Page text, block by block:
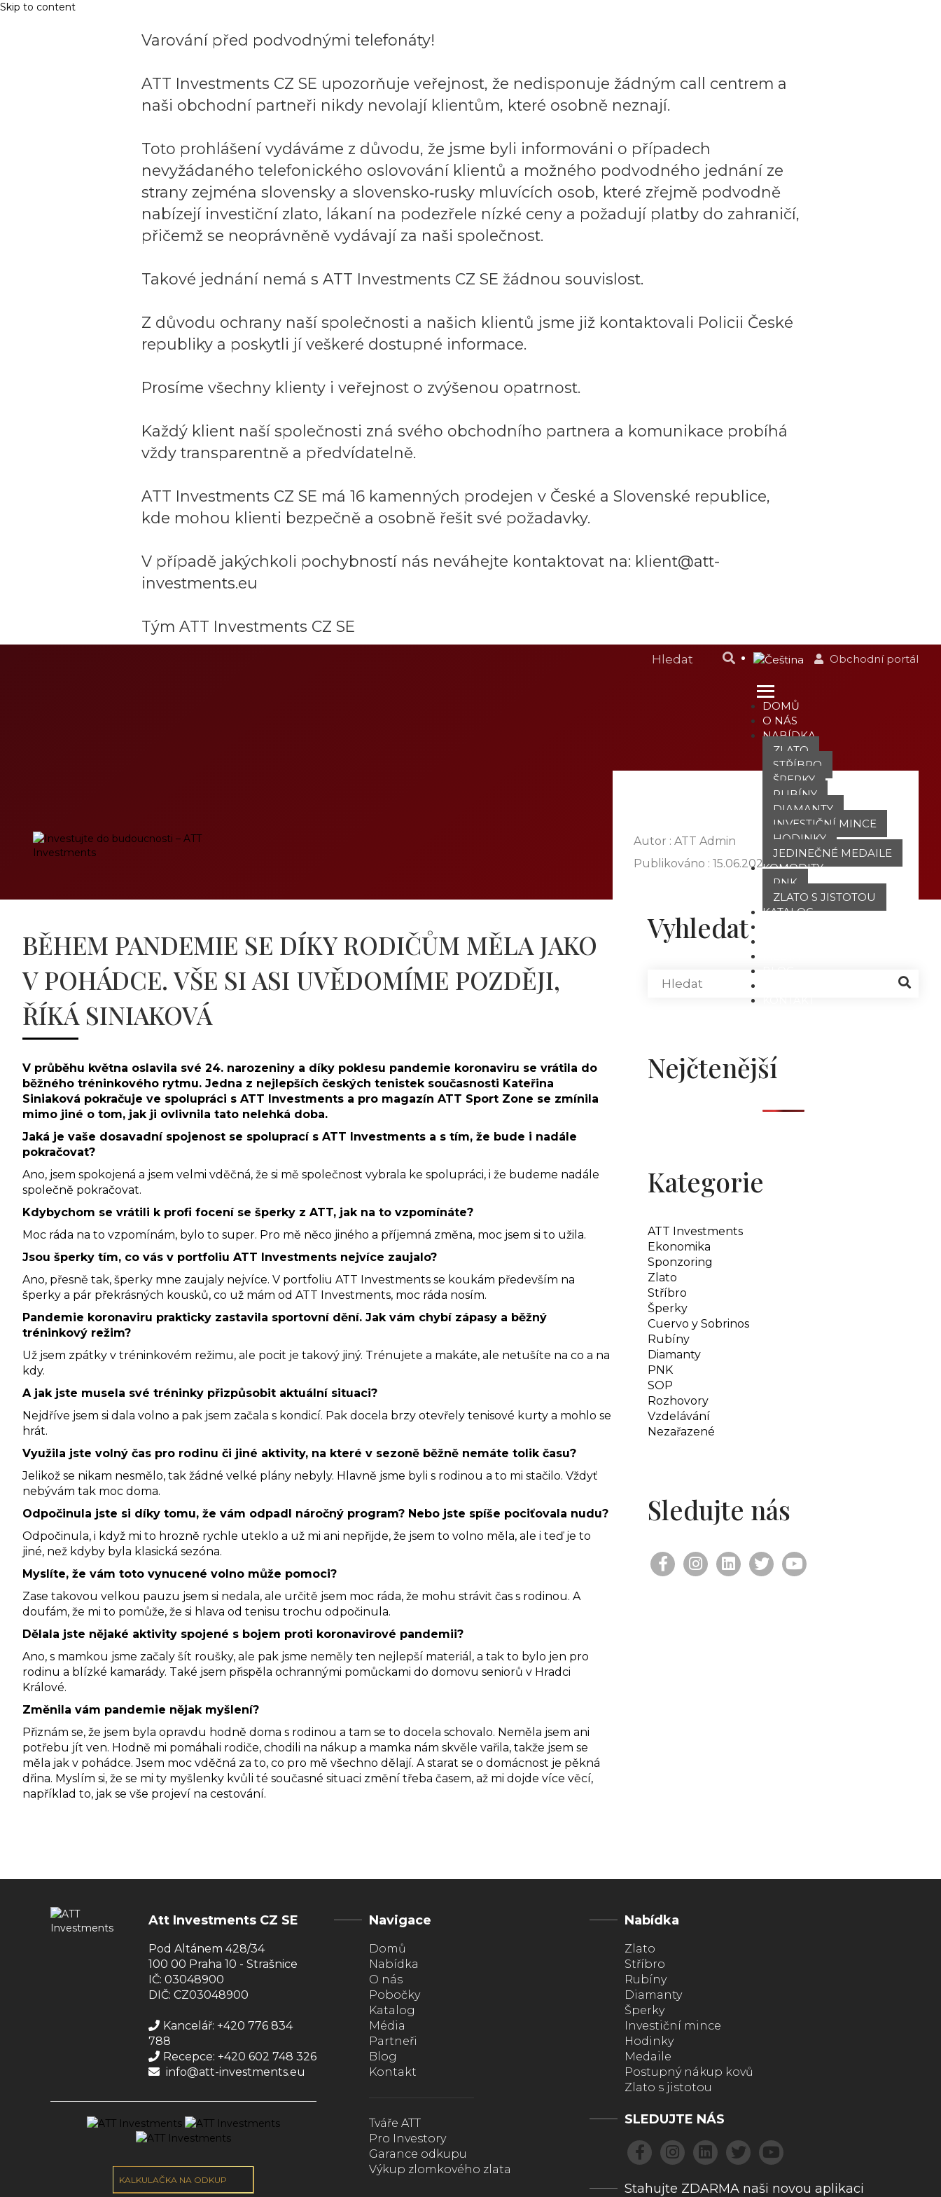
Skip to content
Varování před podvodnými telefonáty!
ATT Investments CZ SE upozorňuje veřejnost, že nedisponuje žádným call centrem a
naši obchodní partneři nikdy nevolají klientům, které osobně neznají.
Toto prohlášení vydáváme z důvodu, že jsme byli informováni o případech
nevyžádaného telefonického oslovování klientů a možného podvodného jednání ze
strany zejména slovensky a slovensko‑rusky mluvících osob, které zřejmě podvodně
nabízejí investiční zlato, lákaní na podezřele nízké ceny a požadují platby do zahraničí,
přičemž se neoprávněně vydávají za naši společnost.
Takové jednání nemá s ATT Investments CZ SE žádnou souvislost.
Z důvodu ochrany naší společnosti a našich klientů jsme již kontaktovali Policii České
republiky a poskytli jí veškeré dostupné informace.
Prosíme všechny klienty i veřejnost o zvýšenou opatrnost.
Každý klient naší společnosti zná svého obchodního partnera a komunikace probíhá
vždy transparentně a předvídatelně.
ATT Investments CZ SE má 16 kamenných prodejen v České a Slovenské republice,
kde mohou klienti bezpečně a osobně řešit své požadavky.
V případě jakýchkoli pochybností nás neváhejte kontaktovat na: klient@att-
investments.eu
Tým ATT Investments CZ SE
Obchodní portál
DOMŮ
O NÁS
NABÍDKA
ZLATO
STŘÍBRO
ŠPERKY
RUBÍNY
DIAMANTY
INVESTIČNÍ MINCE
HODINKY
JEDINEČNÉ MEDAILE
KOMODITY
PNK
ZLATO S JISTOTOU
KATALOG
Autor : ATT Admin
Publikováno :15.06.2020
BĚHEM PANDEMIE SE DÍKY RODIČŮM MĚLA JAKO
V POHÁDCE. VŠE SI ASI UVĚDOMÍME POZDĚJI,
ŘÍKÁ SINIAKOVÁ
V průběhu května oslavila své 24. narozeniny a díky poklesu pandemie koronaviru se vrátila do
běžného tréninkového rytmu. Jedna z nejlepších českých tenistek současnosti Kateřina
Siniaková pokračuje ve spolupráci s ATT Investments a pro magazín ATT Sport Zone se zmínila
mimo jiné o tom, jak ji ovlivnila tato nelehká doba.
Jaká je vaše dosavadní spojenost se spoluprací s ATT Investments a s tím, že bude i nadále
pokračovat?
Ano, jsem spokojená a jsem velmi vděčná, že si mě společnost vybrala ke spolupráci, i že budeme nadále
společně pokračovat.
Kdybychom se vrátili k profi focení se šperky z ATT, jak na to vzpomínáte?
Moc ráda na to vzpomínám, bylo to super. Pro mě něco jiného a příjemná změna, moc jsem si to užila.
Jsou šperky tím, co vás v portfoliu ATT Investments nejvíce zaujalo?
Ano, přesně tak, šperky mne zaujaly nejvíce. V portfoliu ATT Investments se koukám především na
šperky a pár překrásných kousků, co už mám od ATT Investments, moc ráda nosím.
Pandemie koronaviru prakticky zastavila sportovní dění. Jak vám chybí zápasy a běžný
tréninkový režim?
Už jsem zpátky v tréninkovém režimu, ale pocit je takový jiný. Trénujete a makáte, ale netušíte na co a na
kdy.
A jak jste musela své tréninky přizpůsobit aktuální situaci?
Nejdříve jsem si dala volno a pak jsem začala s kondicí. Pak docela brzy otevřely tenisové kurty a mohlo se
hrát.
Využila jste volný čas pro rodinu či jiné aktivity, na které v sezoně běžně nemáte tolik času?
Jelikož se nikam nesmělo, tak žádné velké plány nebyly. Hlavně jsme byli s rodinou a to mi stačilo. Vždyť
nebývám tak moc doma.
Odpočinula jste si díky tomu, že vám odpadl náročný program? Nebo jste spíše pociťovala nudu?
Odpočinula, i když mi to hrozně rychle uteklo a už mi ani nepřijde, že jsem to volno měla, ale i teď je to
jiné, než kdyby byla klasická sezóna.
Myslíte, že vám toto vynucené volno může pomoci?
Zase takovou velkou pauzu jsem si nedala, ale určitě jsem moc ráda, že mohu strávit čas s rodinou. A
doufám, že mi to pomůže, že si hlava od tenisu trochu odpočinula.
Dělala jste nějaké aktivity spojené s bojem proti koronavirové pandemii?
Ano, s mamkou jsme začaly šít roušky, ale pak jsme neměly ten nejlepší materiál, a tak to bylo jen pro
rodinu a blízké kamarády. Také jsem přispěla ochrannými pomůckami do domovu seniorů v Hradci
Králové.
Změnila vám pandemie nějak myšlení?
Přiznám se, že jsem byla opravdu hodně doma s rodinou a tam se to docela schovalo. Neměla jsem ani
potřebu jít ven. Hodně mi pomáhali rodiče, chodili na nákup a mamka nám skvěle vařila, takže jsem se
měla jak v pohádce. Jsem moc vděčná za to, co pro mě všechno dělají. A starat se o domácnost je pěkná
dřina. Myslím si, že se mi ty myšlenky kvůli té současné situaci změní třeba časem, až mi dojde více věcí,
například to, jak se vše projeví na cestování.
Vyhledat
Nejčtenější
Kategorie
ATT Investments
Ekonomika
Sponzoring
Zlato
Stříbro
Šperky
Cuervo y Sobrinos
Rubíny
Diamanty
PNK
SOP
Rozhovory
Vzdelávání
Nezařazené
Sledujte nás
Att Investments CZ SE
Pod Altánem 428/34
100 00 Praha 10 - Strašnice
IČ: 03048900
DIČ: CZ03048900
Kancelář: +420 776 834
788
Recepce: +420 602 748 326
info@att-investments.eu
KALKULAČKA NA ODKUP
Navigace
Domů
Nabídka
O nás
Pobočky
Katalog
Média
Partneři
Blog
Kontakt
Tváře ATT
Pro Investory
Garance odkupu
Výkup zlomkového zlata
Nabídka
Zlato
Stříbro
Rubíny
Diamanty
Šperky
Investiční mince
Hodinky
Medaile
Postupný nákup kovů
Zlato s jistotou
SLEDUJTE NÁS
Stahujte ZDARMA naši novou aplikaci